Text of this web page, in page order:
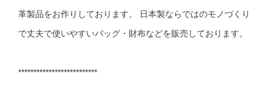
革製品をお作りしております。 日本製ならではのモノづくり
で丈夫で使いやすいバッグ・財布などを販売しております。
**************************